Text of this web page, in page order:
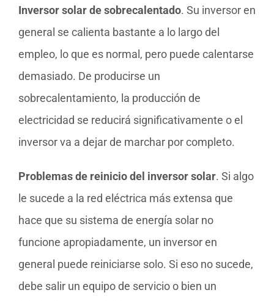
Inversor solar de sobrecalentado. Su inversor en
general se calienta bastante a lo largo del
empleo, lo que es normal, pero puede calentarse
demasiado. De producirse un
sobrecalentamiento, la producción de
electricidad se reducirá significativamente o el
inversor va a dejar de marchar por completo.
Problemas de reinicio del inversor solar. Si algo
le sucede a la red eléctrica más extensa que
hace que su sistema de energía solar no
funcione apropiadamente, un inversor en
general puede reiniciarse solo. Si eso no sucede,
debe salir un equipo de servicio o bien un